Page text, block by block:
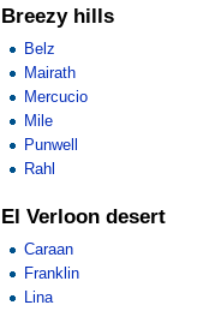
Breezy hills
Belz
Mairath
Mercucio
Mile
Punwell
Rahl
El Verloon desert
Caraan
Franklin
Lina